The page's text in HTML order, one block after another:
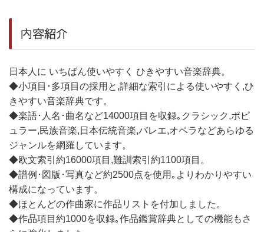
内容紹介
日本人に いちばん使いやすく ひきやすい音楽辞典。
◆小項目･多項目の採用と,詳細な索引による使いやすく,ひ
きやすい音楽辞典です。
◆楽語･人名･曲名など14000項目を収録｡クラシック,ポピ
ュラー,民族音楽,日本伝統音楽,バレエ,オペラなどあらゆる
ジャンルを網羅しています。
◆欧文索引約16000項目,難訓索引約1100項目。
◆譜例･図版･写真など約2500点を使用｡よりわかりやすい
構成になっています。
◆ほとんどの作曲家に作品リストを付加しました。
◆作品項目約1000を収録｡作品鑑賞辞典としての機能もさ